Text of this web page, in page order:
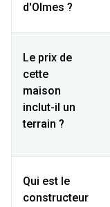
d'Olmes ?
Le prix de
cette
maison
inclut-il un
terrain ?
Qui est le
constructeur